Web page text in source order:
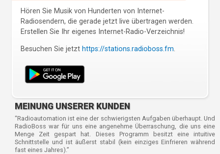
Hören Sie Musik von Hunderten von Internet-
Radiosendern, die gerade jetzt live übertragen werden.
Erstellen Sie Ihr eigenes Internet-Radio-Verzeichnis!
Besuchen Sie jetzt https://stations.radioboss.fm.
MEINUNG UNSERER KUNDEN
“Radioautomation ist eine der schwierigsten Aufgaben überhaupt. Und
RadioBoss war für uns eine angenehme Überraschung, die uns eine
Menge Zeit gespart hat. Dieses Programm besitzt eine intuitive
Schnittstelle und ist äußerst stabil (kein einziges Einfrieren während
fast eines Jahres).”